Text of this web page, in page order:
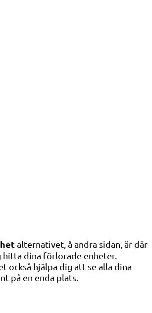
alternativet, å andra sidan, är där
dina förlorade enheter.
också hjälpa dig att se alla dina
på en enda plats.